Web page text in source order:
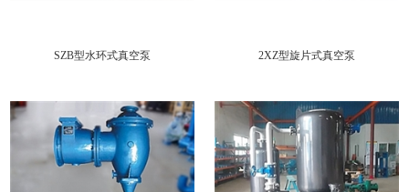
SZB型水环式真空泵 2XZ型旋片式真空泵